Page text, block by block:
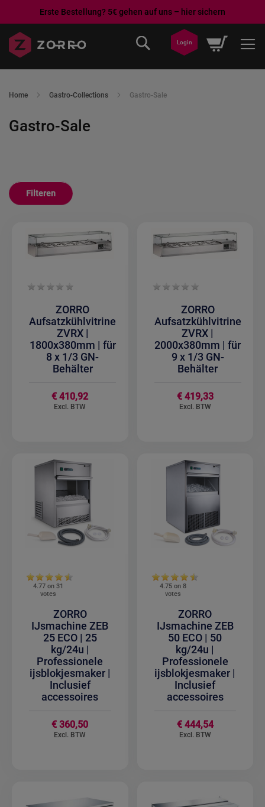
Erste Bestellung? 5€ gehen auf uns – hier sichern
naar
inhoud
Login
Home Gastro-Collections Gastro-Sale
Gastro-Sale
ZORRO
Aufsatzkühlvitrine
ZVRX |
1800x380mm | für
8 x 1/3 GN-
Behälter
€ 410,92
ZORRO
Aufsatzkühlvitrine
ZVRX |
2000x380mm | für
9 x 1/3 GN-
Behälter
€ 419,33
4.77 on 31
votes
ZORRO
IJsmachine ZEB
25 ECO | 25
kg/24u |
Professionele
ijsblokjesmaker |
Inclusief
accessoires
€ 360,50
4.75 on8
votes
ZORRO
IJsmachine ZEB
50 ECO | 50
kg/24u |
Professionele
ijsblokjesmaker |
Inclusief
accessoires
€ 444,54
Filteren